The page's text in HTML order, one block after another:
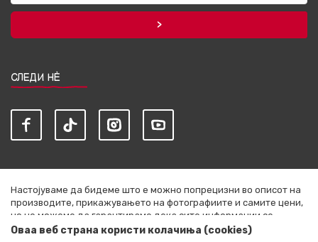
СЛЕДИ НЀ
Настојуваме да бидеме што е можно попрецизни во описот на
производите, прикажувањето на фотографиите и самите цени,
но не можеме да гарантираме дека сите информации се
комплетни и без грешки. Сите артикли прикажани на сајтот се
Оваа веб страна користи колачиња (cookies)